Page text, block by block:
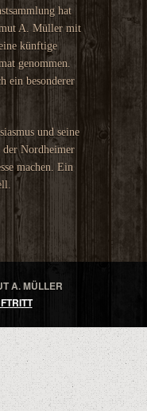
hat
A. Müller mit
künftige
genommen.
ein besonderer
und seine
Nordheimer
machen. Ein
A. MÜLLER